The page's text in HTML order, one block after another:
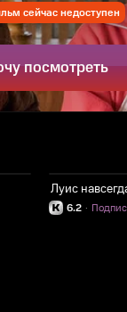
сейчас недоступен
посмотреть
Луис
6.2 ·